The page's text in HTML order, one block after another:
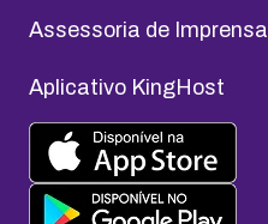
Assessoria de Imprensa
Aplicativo KingHost